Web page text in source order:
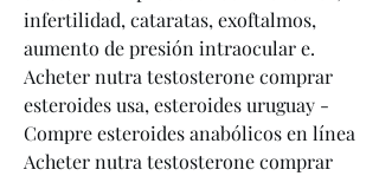
infertilidad, cataratas, exoftalmos,
aumento de presión intraocular e.
Acheter nutra testosterone comprar
esteroides usa, esteroides uruguay -
Compre esteroides anabólicos en línea
Acheter nutra testosterone comprar